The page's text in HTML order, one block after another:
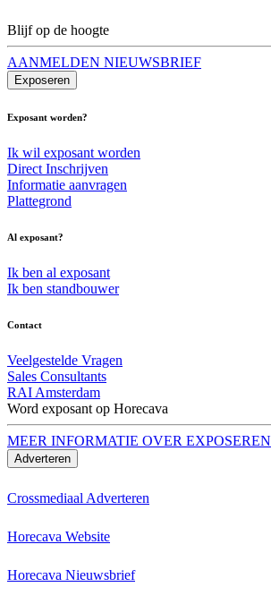
Blijf op de hoogte
AANMELDEN NIEUWSBRIEF
Exposeren
Exposant worden?
Ik wil exposant worden
Direct Inschrijven
Informatie aanvragen
Plattegrond
Al exposant?
Ik ben al exposant
Ik ben standbouwer
Contact
Veelgestelde Vragen
Sales Consultants
RAI Amsterdam
Word exposant op Horecava
MEER INFORMATIE OVER EXPOSEREN
Adverteren
Crossmediaal Adverteren
Horecava Website
Horecava Nieuwsbrief